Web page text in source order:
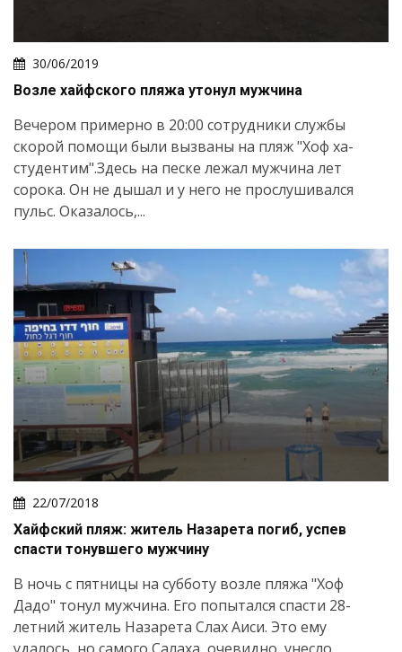
30/06/2019
Возле хайфского пляжа утонул мужчина
Вечером примерно в 20:00 сотрудники службы
скорой помощи были вызваны на пляж "Хоф ха-
студентим".Здесь на песке лежал мужчина лет
сорока. Он не дышал и у него не прослушивался
пульс. Оказалось,...
22/07/2018
Хайфский пляж: житель Назарета погиб, успев
спасти тонувшего мужчину
В ночь с пятницы на субботу возле пляжа "Хоф
Дадо" тонул мужчина. Его попытался спасти 28-
летний житель Назарета Слах Аиси. Это ему
удалось, но самого Салаха, очевидно, унесло